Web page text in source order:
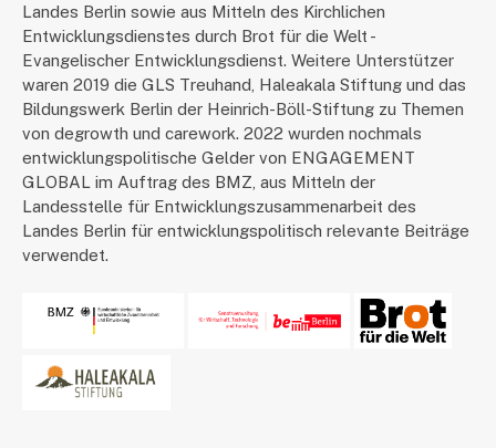
Landes Berlin sowie aus Mitteln des Kirchlichen
Entwicklungsdienstes durch Brot für die Welt -
Evangelischer Entwicklungsdienst. Weitere Unterstützer
waren 2019 die GLS Treuhand, Haleakala Stiftung und das
Bildungswerk Berlin der Heinrich-Böll-Stiftung zu Themen
von degrowth und carework. 2022 wurden nochmals
entwicklungspolitische Gelder von ENGAGEMENT
GLOBAL im Auftrag des BMZ, aus Mitteln der
Landesstelle für Entwicklungszusammenarbeit des
Landes Berlin für entwicklungspolitisch relevante Beiträge
verwendet.